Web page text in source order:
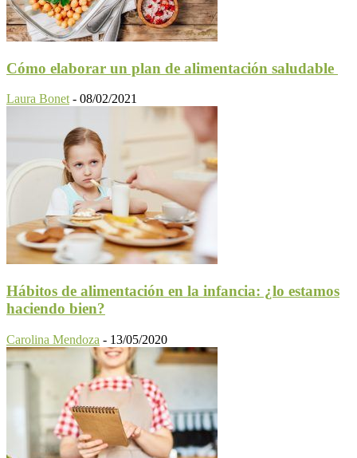
Cómo elaborar un plan de alimentación saludable
Laura Bonet - 08/02/2021
Hábitos de alimentación en la infancia: ¿lo estamos
haciendo bien?
Carolina Mendoza - 13/05/2020